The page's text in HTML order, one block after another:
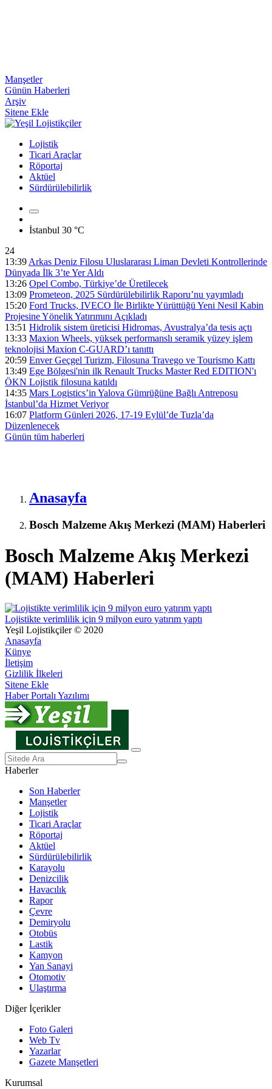
Manşetler
Günün Haberleri
Arşiv
Sitene Ekle
Lojistik
Ticari Araçlar
Röportaj
Aktüel
Sürdürülebilirlik
İstanbul 30 °C
24
13:39 Arkas Deniz Filosu Uluslararası Liman Devleti Kontrollerinde
Dünyada İlk 3’te Yer Aldı
13:26 Opel Combo, Türkiye’de Üretilecek
13:09 Prometeon, 2025 Sürdürülebilirlik Raporu’nu yayımladı
15:20 Ford Trucks, IVECO İle Birlikte Yürüttüğü Yeni Nesil Kabin
Projesine Yönelik Yatırımını Açıkladı
13:51 Hidrolik sistem üreticisi Hidromas, Avustralya’da tesis açtı
13:33 Maxion Wheels, yüksek performanslı seramik yüzey işlem
teknolojisi Maxion C-GUARD’ı tanıttı
20:59 Enver Geçgel Turizm, Filosuna Travego ve Tourismo Kattı
13:49 Ege Bölgesi'nin ilk Renault Trucks Master Red EDITION'ı
ÖKN Lojistik filosuna katıldı
14:35 Mars Logistics’in Yalova Gümrüğüne Bağlı Antreposu
İstanbul’da Hizmet Veriyor
16:07 Platform Günleri 2026, 17-19 Eylül’de Tuzla’da
Düzenlenecek
Günün tüm haberleri
Anasayfa
Bosch Malzeme Akış Merkezi (MAM) Haberleri
Bosch Malzeme Akış Merkezi
(MAM) Haberleri
Lojistikte verimlilik için 9 milyon euro yatırım yaptı
Yeşil Lojistikçiler © 2020
Anasayfa
Künye
İletişim
Gizlilik İlkeleri
Sitene Ekle
Haber Portalı Yazılımı
Haberler
Son Haberler
Manşetler
Lojistik
Ticari Araçlar
Röportaj
Aktüel
Sürdürülebilirlik
Karayolu
Denizcilik
Havacılık
Rapor
Çevre
Demiryolu
Otobüs
Lastik
Kamyon
Yan Sanayi
Otomotiv
Ulaştırma
Diğer İçerikler
Foto Galeri
Web Tv
Yazarlar
Gazete Manşetleri
Kurumsal